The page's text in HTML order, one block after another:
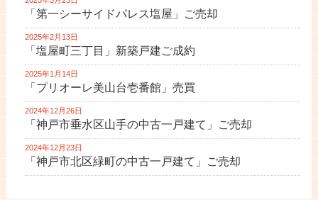
「第一シーサイドパレス塩屋」ご売却
2025年2月13日
「塩屋町三丁目」新築戸建ご成約
2025年1月14日
「プリオーレ美山台壱番館」売買
2024年12月26日
「神戸市垂水区山手の中古一戸建て」ご売却
2024年12月23日
「神戸市北区緑町の中古一戸建て」ご売却